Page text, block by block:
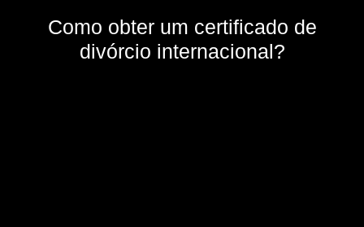
Como obter um certificado de
divórcio internacional?